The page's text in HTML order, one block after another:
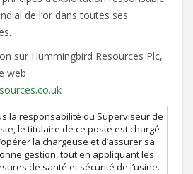
de l’or dans toutes ses
sur Hummingbird Resources Plc,
web
la responsabilité du Superviseur de
le titulaire de ce poste est chargé
la chargeuse et d’assurer sa
gestion, tout en appliquant les
de santé et sécurité de l’usine.